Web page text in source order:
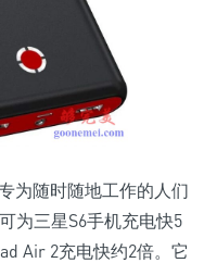
为随时随地工作的人们
为三星S6手机充电快5
Air 2充电快约2倍。它